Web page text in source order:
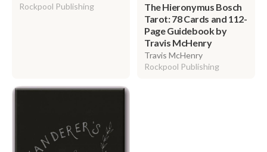
Rockpool Publishing
The Hieronymus Bosch
Tarot: 78 Cards and 112-
Page Guidebook by
Travis McHenry
Travis McHenry
Rockpool Publishing